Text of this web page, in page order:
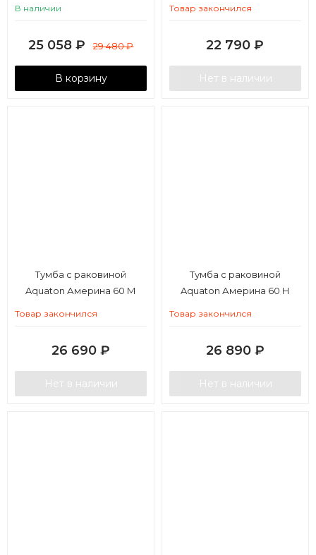
В наличии
25 058 ₽ 29 480₽
В корзину
Товар закончился
22 790 ₽
Нет в наличии
Тумба с раковиной
Aquaton Америна 60 М
Товар закончился
26 690 ₽
Нет в наличии
Тумба с раковиной
Aquaton Америна 60 Н
Товар закончился
26 890 ₽
Нет в наличии